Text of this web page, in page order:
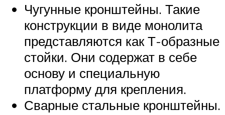
Чугунные кронштейны. Такие
конструкции в виде монолита
представляются как Т-образные
стойки. Они содержат в себе
основу и специальную
платформу для крепления.
Сварные стальные кронштейны.